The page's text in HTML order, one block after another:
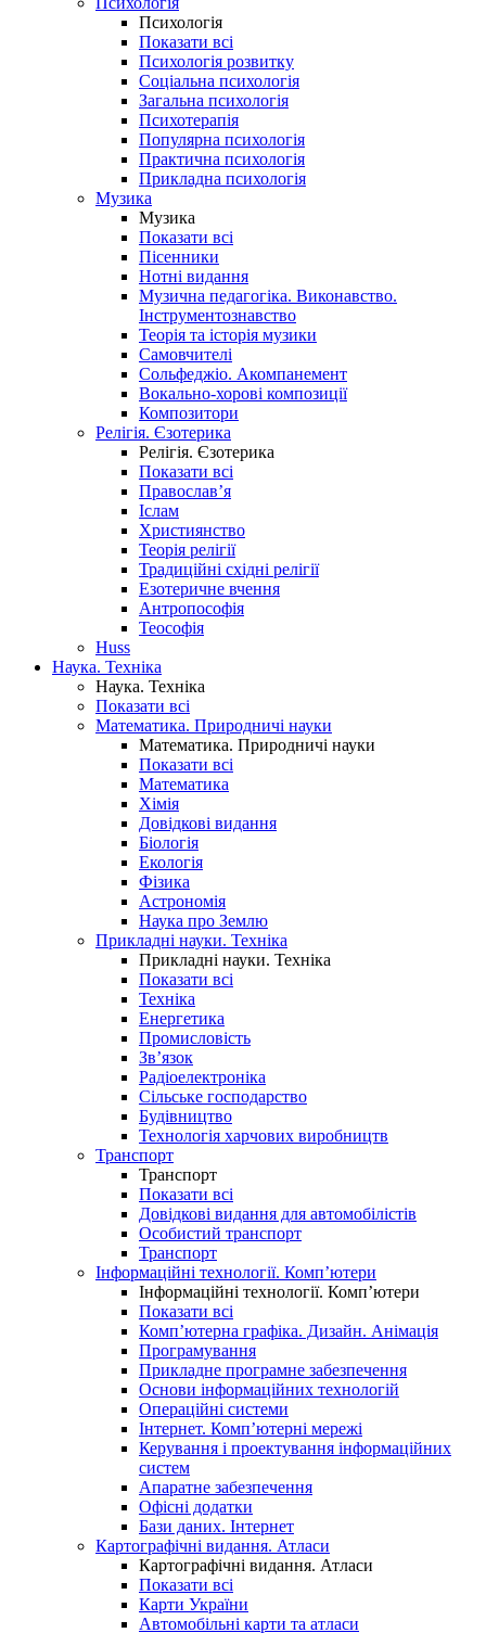
Психологія
Показати всі
Психологія розвитку
Соціальна психологія
Загальна психологія
Психотерапія
Популярна психологія
Практична психологія
Прикладна психологія
Музика
Музика
Показати всі
Пісенники
Нотні видання
Музична педагогіка. Виконавство.
Інструментознавство
Теорія та історія музики
Самовчителі
Сольфеджіо. Акомпанемент
Вокально-хорові композиції
Композитори
Релігія. Єзотерика
Релігія. Єзотерика
Показати всі
Православ’я
Іслам
Християнство
Теорія релігії
Традиційні східні релігії
Езотеричне вчення
Антропософія
Теософія
Huss
Наука. Техніка
Наука. Техніка
Показати всі
Математика. Природничі науки
Математика. Природничі науки
Показати всі
Математика
Хімія
Довідкові видання
Біологія
Екологія
Фізика
Астрономія
Наука про Землю
Прикладні науки. Техніка
Прикладні науки. Техніка
Показати всі
Техніка
Енергетика
Промисловість
Зв’язок
Радіоелектроніка
Сільське господарство
Будівництво
Технологія харчових виробництв
Транспорт
Транспорт
Показати всі
Довідкові видання для автомобілістів
Особистий транспорт
Транспорт
Інформаційні технології. Комп’ютери
Інформаційні технології. Комп’ютери
Показати всі
Комп’ютерна графіка. Дизайн. Анімація
Програмування
Прикладне програмне забезпечення
Основи інформаційних технологій
Операційні системи
Інтернет. Комп’ютерні мережі
Керування і проектування інформаційних
систем
Апаратне забезпечення
Офісні додатки
Бази даних. Інтернет
Картографічні видання. Атласи
Картографічні видання. Атласи
Показати всі
Карти України
Автомобільні карти та атласи